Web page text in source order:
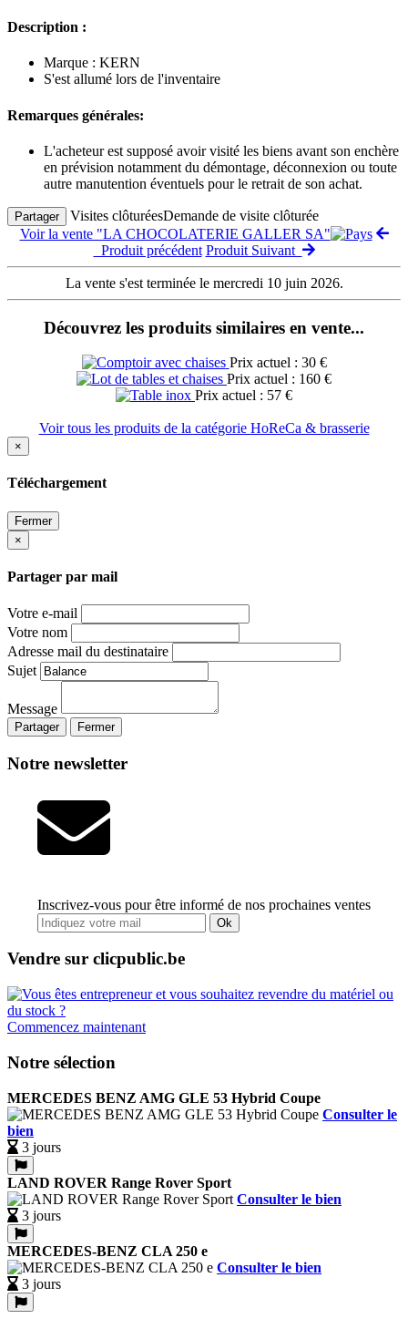
Description :
Marque : KERN
S'est allumé lors de l'inventaire
Remarques générales:
L'acheteur est supposé avoir visité les biens avant son enchère
en prévision notamment du démontage, déconnexion ou toute
autre manutention éventuels pour le retrait de son achat.
Partager Visites clôturéesDemande de visite clôturée
Voir la vente "LA CHOCOLATERIE GALLER SA"
Produit précédent Produit Suivant
La vente s'est terminée le mercredi 10 juin 2026.
Découvrez les produits similaires en vente...
Prix actuel : 30 €
Prix actuel : 160 €
Prix actuel : 57 €
Voir tous les produits de la catégorie HoReCa & brasserie
×
Téléchargement
Fermer
×
Partager par mail
Votre e-mail
Votre nom
Adresse mail du destinataire
Sujet
Message
Partager Fermer
Notre newsletter
Inscrivez-vous pour être informé de nos prochaines ventes
Ok
Vendre sur clicpublic.be
Commencez maintenant
Notre sélection
MERCEDES BENZ AMG GLE 53 Hybrid Coupe
Consulter le
bien
3 jours
LAND ROVER Range Rover Sport
Consulter le bien
3 jours
MERCEDES-BENZ CLA 250 e
Consulter le bien
3 jours